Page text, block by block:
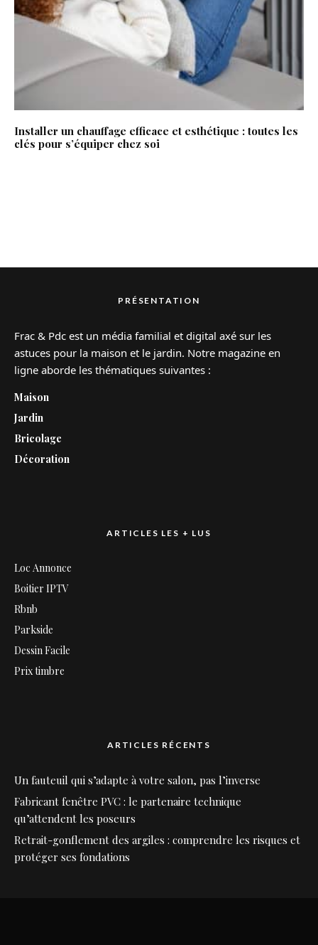
Installer un chauffage efficace et esthétique : toutes les
clés pour s’équiper chez soi
PRÉSENTATION
Frac & Pdc est un média familial et digital axé sur les
astuces pour la maison et le jardin. Notre magazine en
ligne aborde les thématiques suivantes :
Maison
Jardin
Bricolage
Décoration
ARTICLES LES + LUS
Loc Annonce
Boitier IPTV
Rbnb
Parkside
Dessin Facile
Prix timbre
ARTICLES RÉCENTS
Un fauteuil qui s’adapte à votre salon, pas l’inverse
Fabricant fenêtre PVC : le partenaire technique
qu’attendent les poseurs
Retrait-gonflement des argiles : comprendre les risques et
protéger ses fondations